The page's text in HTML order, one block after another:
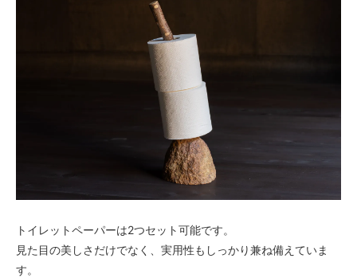
トイレットペーパーは2つセット可能です。
見た目の美しさだけでなく、実用性もしっかり兼ね備えていま
す。